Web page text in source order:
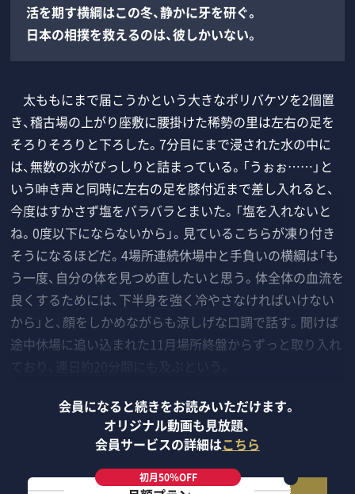
活を期す横綱はこの冬、静かに牙を研ぐ。
日本の相撲を救えるのは、彼しかいない。
太ももにまで届こうかという大きなポリバケツを2個置
き、稽古場の上がり座敷に腰掛けた稀勢の里は左右の足を
そろりそろりと下ろした。7分目にまで浸された水の中に
は、無数の氷がびっしりと詰まっている。「うぉぉ……」と
いう呻き声と同時に左右の足を膝付近まで差し入れると、
今度はすかさず塩をバラバラとまいた。「塩を入れないと
ね。0度以下にならないから」。見ているこちらが凍り付き
そうになるほどだ。4場所連続休場中と手負いの横綱は「も
う一度、自分の体を見つめ直したいと思う。体全体の血流を
良くするためには、下半身を強く冷やさなければいけない
から」と、顔をしかめながらも涼しげな口調で話す。聞けば
途中休場に追い込まれた11月場所終盤からずっと取り入れ
会員になると続きをお読みいただけます。
オリジナル動画も見放題、
会員サービスの詳細はこちら
初月50％OFF